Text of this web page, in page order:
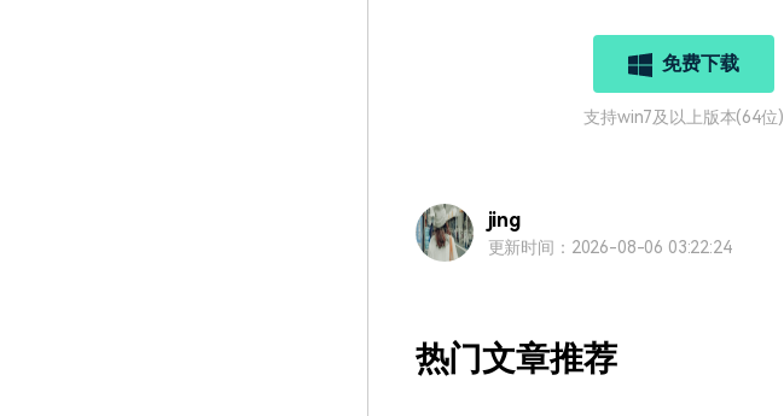
免费下载
支持win7及以上版本(64位)
jing
更新时间：2026-08-06 03:22:24
热门文章推荐